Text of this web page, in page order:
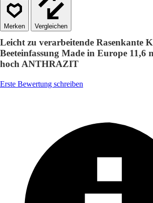
Vergleichen
Leicht zu verarbeitende Rasenkante
Beeteinfassung Made in Europe 11,6
hoch ANTHRAZIT
Erste Bewertung schreiben